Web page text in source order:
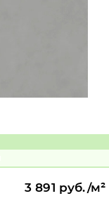
Код:
1021475
3 891 руб./м²